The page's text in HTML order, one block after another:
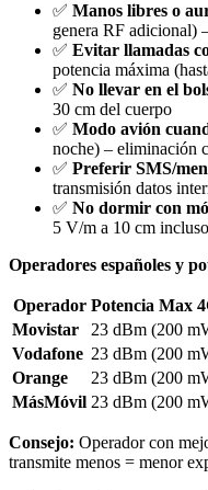
✅ Manos libres o
genera RF adicional)
✅ Evitar llamadas
potencia máxima
✅ No llevar en el
30 cm del cuerpo
✅ Modo avión
noche) – eliminación
✅ Preferir SMS/
transmisión datos
✅ No dormir con
5 V/m a 10 cm
Operadores españoles y
Operador Potencia Max
Movistar
23 dBm (200
Vodafone 23 dBm (200
Orange
23 dBm (200
MásMóvil 23 dBm (200
Consejo: Operador con
transmite menos = menor